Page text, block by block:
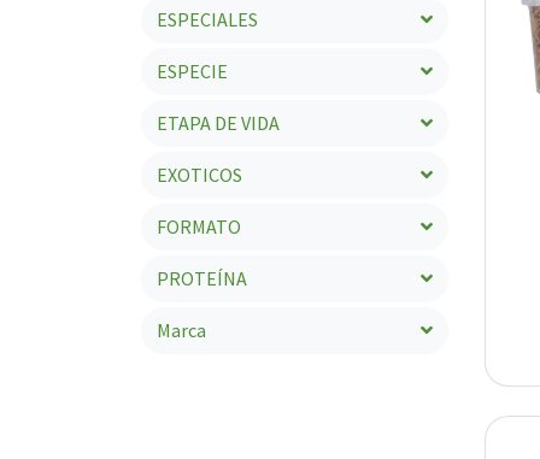
ESPECIALES
ESPECIE
ETAPA DE VIDA
EXOTICOS
FORMATO
PROTEÍNA
Marca